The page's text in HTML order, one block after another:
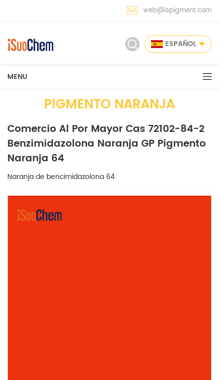
web@ispigment.com
ESPAÑOL
MENU
PIGMENTO NARANJA
Comercio Al Por Mayor Cas 72102-84-2
Benzimidazolona Naranja GP Pigmento
Naranja 64
Naranja de bencimidazolona 64